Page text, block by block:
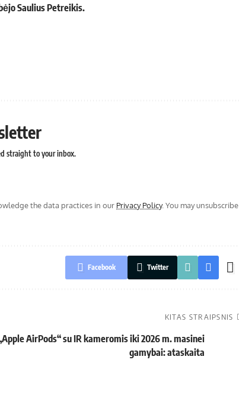
Saulius Petreikis.
straight to your inbox.
the data practices in our Privacy Policy. You may unsubscribe
Facebook Twitter
KITAS STRAIPSNIS
AirPods“ su IR kameromis iki 2026 m. masinei
gamybai: ataskaita